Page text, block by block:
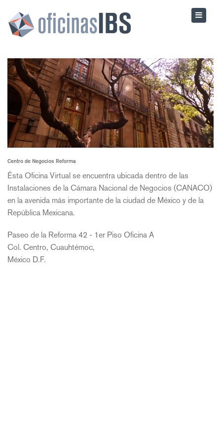
Centro de Negocios Reforma
Ésta Oficina Virtual se encuentra ubicada dentro de las
Instalaciones de la Cámara Nacional de Negocios (CANACO)
en la avenida más importante de la ciudad de México y de la
República Mexicana.
Paseo de la Reforma 42 - 1er Piso Oficina A
Col. Centro, Cuauhtémoc,
México D.F.